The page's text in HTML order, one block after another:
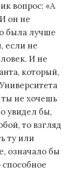
вопрос: «А
он не
была лучше
если не
И не
который,
не хочешь
увидел бы,
то взгляд
ту или
означало бы